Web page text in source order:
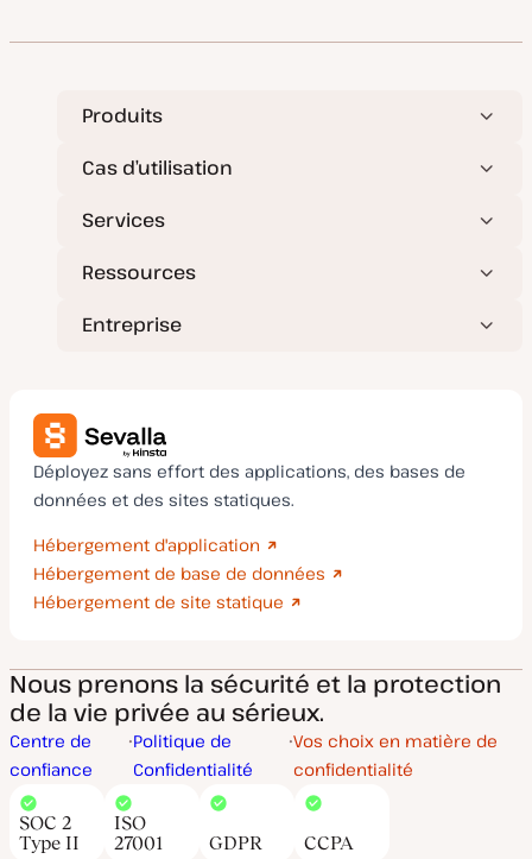
Produits
Cas d’utilisation
Services
Ressources
Entreprise
Déployez sans effort des applications, des bases de
données et des sites statiques.
Hébergement d'application
Hébergement de base de données
Hébergement de site statique
Nous prenons la sécurité et la protection
de la vie privée au sérieux.
Centre de
confiance
Politique de
Confidentialité
Vos choix en matière de
confidentialité
SOC 2
Type II
ISO
27001
GDPR CCPA